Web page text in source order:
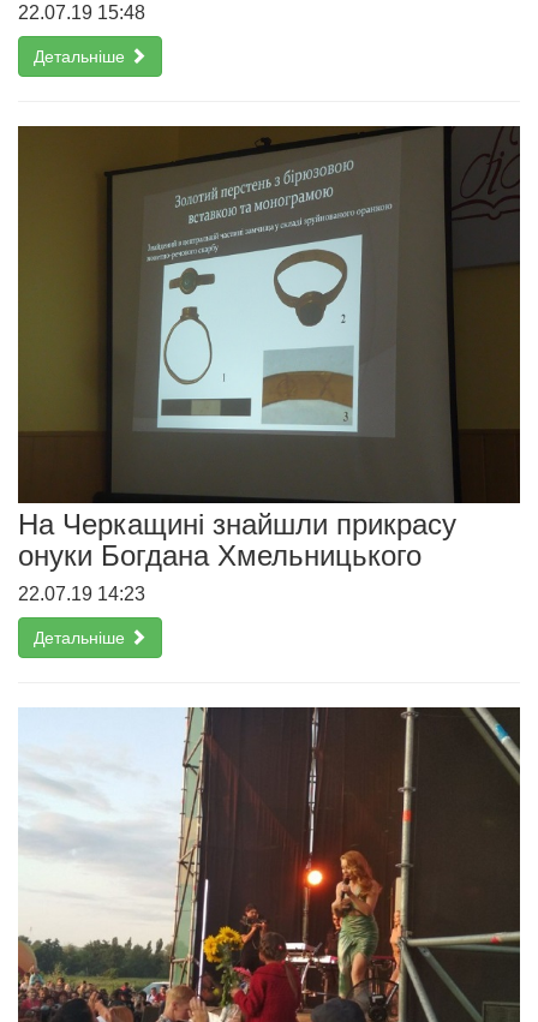
22.07.19 15:48
Детальніше
На Черкащині знайшли прикрасу
онуки Богдана Хмельницького
22.07.19 14:23
Детальніше